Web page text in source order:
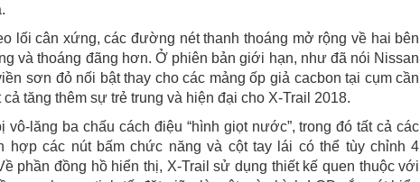
lối cân xứng, các đường nét thanh thoáng mở rộng về hai bên
và thoáng đãng hơn. Ở phiên bản giới hạn, như đã nói Nissan
sơn đỏ nối bật thay cho các mảng ốp giả cacbon tại cụm cần
tăng thêm sự trẻ trung và hiện đại cho X-Trail 2018.
lăng ba chấu cách điệu “hình giọt nước”, trong đó tất cả các
hợp các nút bấm chức năng và cột tay lái có thể tùy chỉnh 4
phần đồng hồ hiển thị, X-Trail sử dụng thiết kế quen thuộc với